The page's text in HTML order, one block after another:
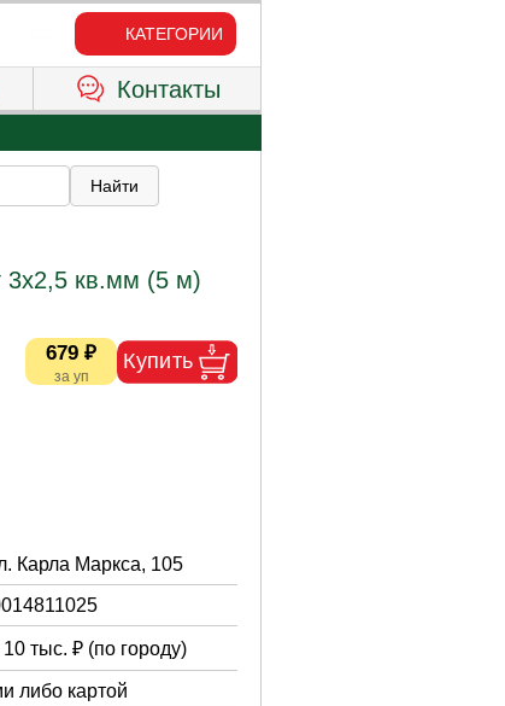
КАТЕГОРИИ
Контакты
3х2,5 кв.мм (5 м)
679 ₽
Карла Маркса, 105
тыс. ₽ (по городу)
либо картой